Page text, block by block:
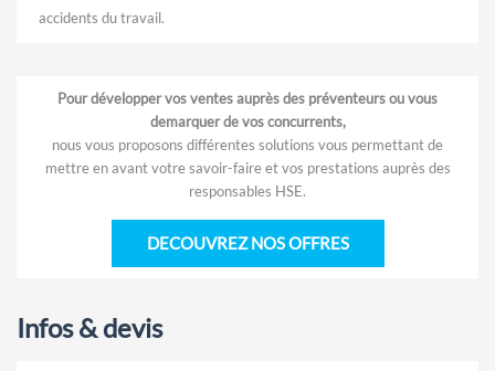
accidents du travail.
Pour développer vos ventes auprès des préventeurs ou vous
demarquer de vos concurrents,
nous vous proposons différentes solutions vous permettant de
mettre en avant votre savoir-faire et vos prestations auprès des
responsables HSE.
DECOUVREZ NOS OFFRES
Infos & devis